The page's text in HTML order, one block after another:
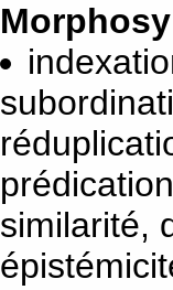
similarité,